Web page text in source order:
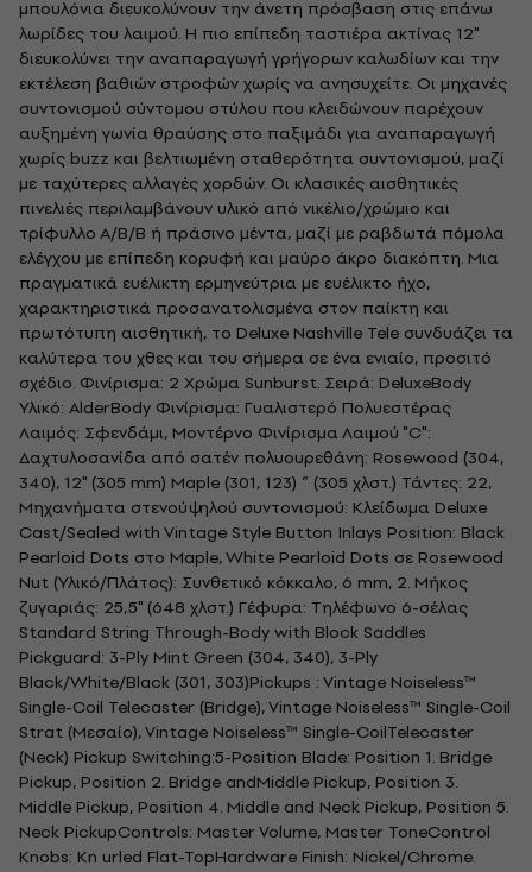
μπουλόνια διευκολύνουν την άνετη πρόσβαση στις επάνω
λωρίδες του λαιμού. Η πιο επίπεδη ταστιέρα ακτίνας 12"
διευκολύνει την αναπαραγωγή γρήγορων καλωδίων και την
εκτέλεση βαθιών στροφών χωρίς να ανησυχείτε. Οι μηχανές
συντονισμού σύντομου στύλου που κλειδώνουν παρέχουν
αυξημένη γωνία θραύσης στο παξιμάδι για αναπαραγωγή
χωρίς buzz και βελτιωμένη σταθερότητα συντονισμού, μαζί
με ταχύτερες αλλαγές χορδών. Οι κλασικές αισθητικές
πινελιές περιλαμβάνουν υλικό από νικέλιο/χρώμιο και
τρίφυλλο Α/Β/Β ή πράσινο μέντα, μαζί με ραβδωτά πόμολα
ελέγχου με επίπεδη κορυφή και μαύρο άκρο διακόπτη. Μια
πραγματικά ευέλικτη ερμηνεύτρια με ευέλικτο ήχο,
χαρακτηριστικά προσανατολισμένα στον παίκτη και
πρωτότυπη αισθητική, το Deluxe Nashville Tele συνδυάζει τα
καλύτερα του χθες και του σήμερα σε ένα ενιαίο, προσιτό
σχέδιο. Φινίρισμα: 2 Χρώμα Sunburst. Σειρά: DeluxeBody
Υλικό: AlderBody Φινίρισμα: Γυαλιστερό Πολυεστέρας
Λαιμός: Σφενδάμι, Μοντέρνο Φινίρισμα Λαιμού "C":
Δαχτυλοσανίδα από σατέν πολυουρεθάνη: Rosewood (304,
340), 12" (305 mm) Maple (301, 123) ” (305 χλστ.) Τάντες: 22,
Μηχανήματα στενού ψηλού συντονισμού: Κλείδωμα Deluxe
Cast/Sealed with Vintage Style Button Inlays Position: Black
Pearloid Dots στο Maple, White Pearloid Dots σε Rosewood
Nut (Υλικό/Πλάτος): Συνθετικό κόκκαλο, 6 mm, 2. Μήκος
ζυγαριάς: 25,5" (648 χλστ.) Γέφυρα: Τηλέφωνο 6-σέλας
Standard String Through-Body with Block Saddles
Pickguard: 3-Ply Mint Green (304, 340), 3-Ply
Black/White/Black (301, 303)Pickups : Vintage Noiseless™
Single-Coil Telecaster (Bridge), Vintage Noiseless™ Single-Coil
Strat (Μεσαίο), Vintage Noiseless™ Single-CoilTelecaster
(Neck) Pickup Switching:5-Position Blade: Position 1. Bridge
Pickup, Position 2. Bridge andMiddle Pickup, Position 3.
Middle Pickup, Position 4. Middle and Neck Pickup, Position 5.
Neck PickupControls: Master Volume, Master ToneControl
Knobs: Kn urled Flat-TopHardware Finish: Nickel/Chrome.